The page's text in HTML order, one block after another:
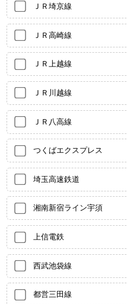
ＪＲ埼京線
ＪＲ高崎線
ＪＲ上越線
ＪＲ川越線
ＪＲ八高線
つくばエクスプレス
埼玉高速鉄道
湘南新宿ライン宇須
上信電鉄
西武池袋線
都営三田線